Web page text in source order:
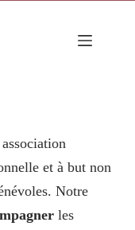
et à but non
Notre
les